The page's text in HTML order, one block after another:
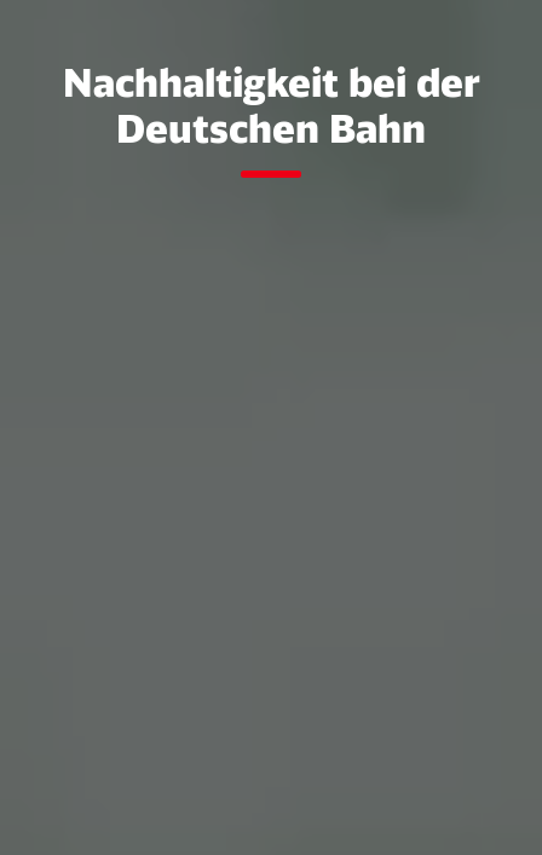
Nachhaltigkeit bei der
Deutschen Bahn
Schließen
Möchten Sie zuweitergeleitet
werden?